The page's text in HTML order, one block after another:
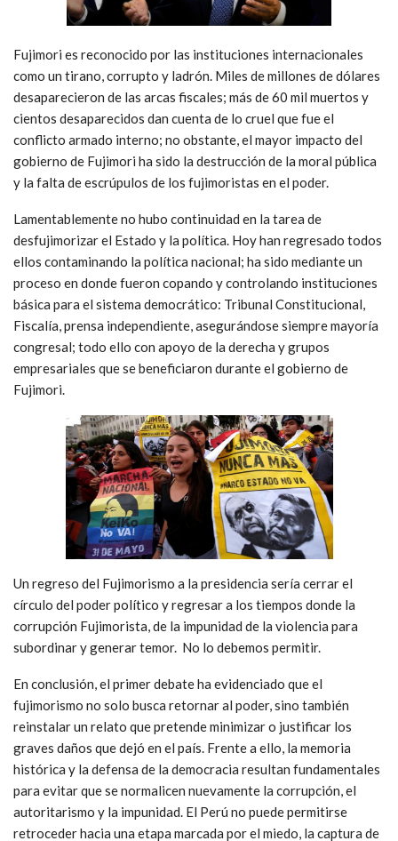
Fujimori es reconocido por las instituciones internacionales
como un tirano, corrupto y ladrón. Miles de millones de dólares
desaparecieron de las arcas fiscales; más de 60 mil muertos y
cientos desaparecidos dan cuenta de lo cruel que fue el
conflicto armado interno; no obstante, el mayor impacto del
gobierno de Fujimori ha sido la destrucción de la moral pública
y la falta de escrúpulos de los fujimoristas en el poder.
Lamentablemente no hubo continuidad en la tarea de
desfujimorizar el Estado y la política. Hoy han regresado todos
ellos contaminando la política nacional; ha sido mediante un
proceso en donde fueron copando y controlando instituciones
básica para el sistema democrático: Tribunal Constitucional,
Fiscalía, prensa independiente, asegurándose siempre mayoría
congresal; todo ello con apoyo de la derecha y grupos
empresariales que se beneficiaron durante el gobierno de
Fujimori.
Un regreso del Fujimorismo a la presidencia sería cerrar el
círculo del poder político y regresar a los tiempos donde la
corrupción Fujimorista, de la impunidad de la violencia para
subordinar y generar temor. No lo debemos permitir.
En conclusión, el primer debate ha evidenciado que el
fujimorismo no solo busca retornar al poder, sino también
reinstalar un relato que pretende minimizar o justificar los
graves daños que dejó en el país. Frente a ello, la memoria
histórica y la defensa de la democracia resultan fundamentales
para evitar que se normalicen nuevamente la corrupción, el
autoritarismo y la impunidad. El Perú no puede permitirse
retroceder hacia una etapa marcada por el miedo, la captura de